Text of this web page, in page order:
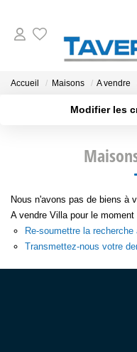
Accueil Maisons A vendre
Modifier les
Budget max
Nous n'avons pas de biens à
A vendre Villa pour le
Re-soumettre la
Transmettez-nous votre